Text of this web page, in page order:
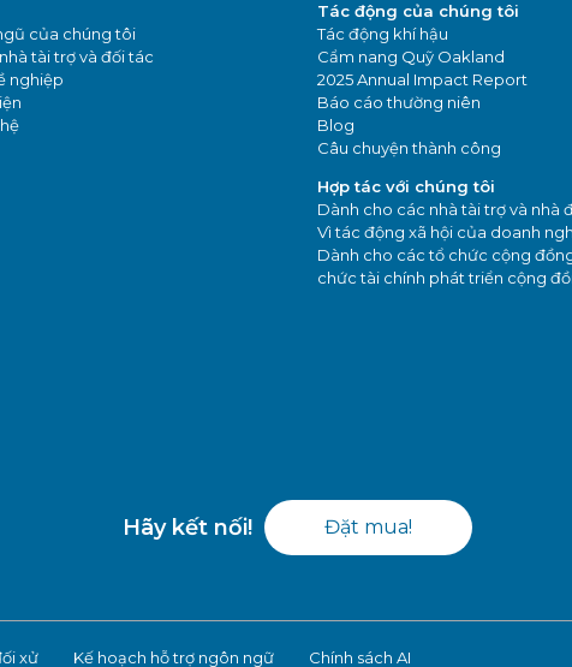
của chúng tôi
tài trợ và đối tác
nghiệp
Tác động của chúng tôi
Tác động khí hậu
Cẩm nang Quỹ Oakland
2025 Annual Impact Report
Báo cáo thường niên
Blog
Câu chuyện thành công
Hợp tác với chúng tôi
Dành cho các nhà tài trợ và nhà
Vì tác động xã hội của doanh
Dành cho các tổ chức cộng
chức tài chính phát triển cộng
Hãy kết nối! Đặt mua!
xử Kế hoạch hỗ trợ ngôn ngữ Chính sách AI